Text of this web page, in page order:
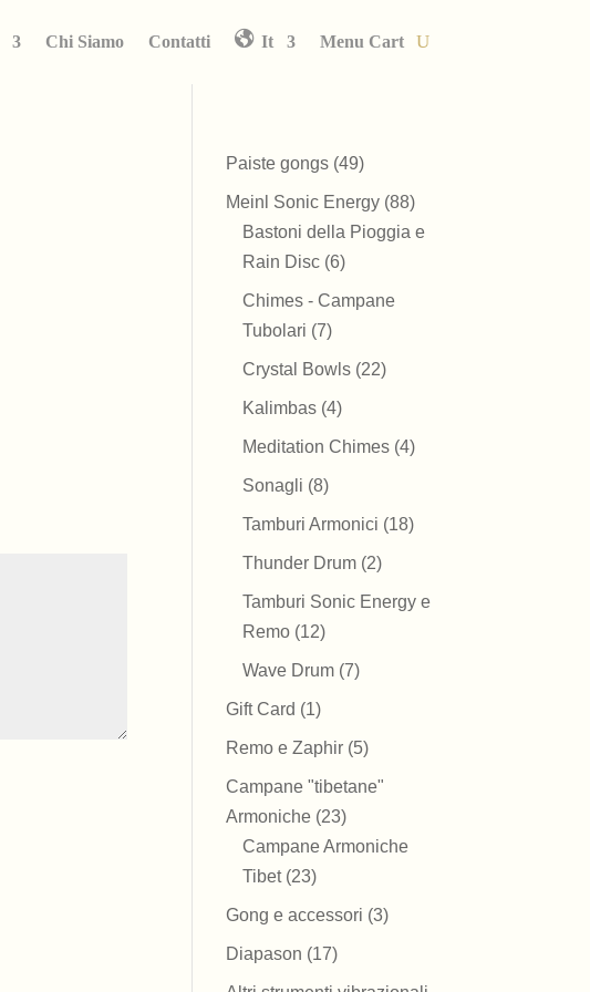
Chi Siamo Contatti It Menu Cart
Paiste gongs 4949
prodotti
Meinl Sonic Energy 8888
prodotti
Bastoni della Pioggia e
Rain Disc 66
Chimes - Campane
Tubolari 77
prodotti
Crystal Bowls 2222
Kalimbas 44
prodotti
Meditation Chimes 44
Sonagli 88
prodotti
Tamburi Armonici 1818
Thunder Drum 22
Tamburi Sonic Energy e
Remo 1212
prodotti
Wave Drum 77
Gift Card 11
prodotto
Remo e Zaphir 55
prodotti
Campane "tibetane"
Armoniche 2323
prodotti
Campane Armoniche
Tibet 2323
prodotti
Gong e accessori 33
Diapason 1717
prodotti